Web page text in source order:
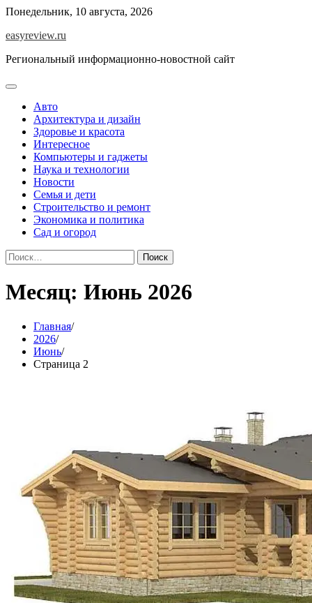
Перейти
содержимому
Понедельник, 10 августа, 2026
easyreview.ru
Региональный информационно-новостной сайт
Авто
Архитектура и дизайн
Здоровье и красота
Интересное
Компьютеры и гаджеты
Наука и технологии
Новости
Семья и дети
Строительство и ремонт
Экономика и политика
Сад и огород
Найти:
Месяц: Июнь 2026
Главная
2026
Июнь
Страница 2